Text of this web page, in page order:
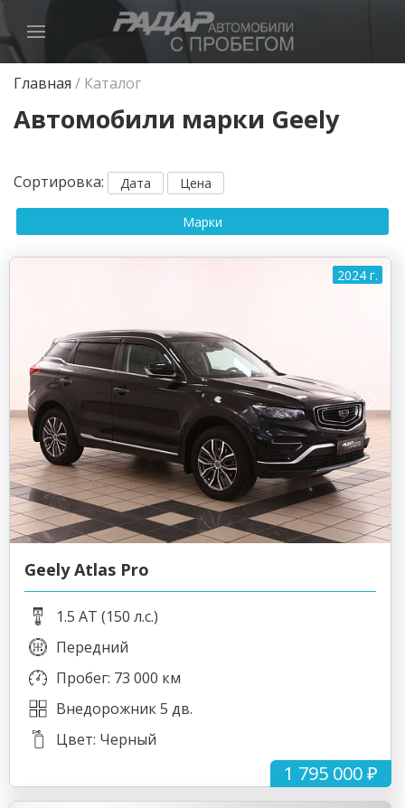
Главная / Каталог
Автомобили марки Geely
Сортировка: Дата Цена
Марки
2024 г.
1 795 000 ₽
Geely Atlas Pro
1.5 AT (150 л.с.)
Передний
Пробег: 73 000 км
Внедорожник 5 дв.
Цвет: Черный